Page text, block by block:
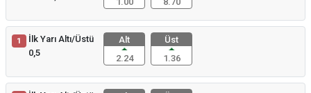
1
İlk Yarı Altı/Üstü
0,5
Alt
2.24
Üst
1.36